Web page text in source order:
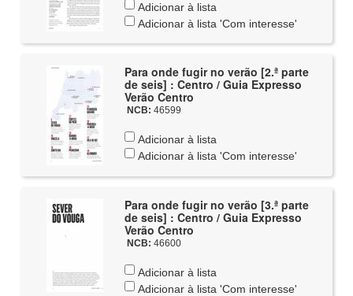
Adicionar à lista
Adicionar à lista 'Com interesse'
Para onde fugir no verão [2.ª parte
de seis] : Centro / Guia Expresso
Verão Centro
NCB: 46599
Adicionar à lista
Adicionar à lista 'Com interesse'
Para onde fugir no verão [3.ª parte
de seis] : Centro / Guia Expresso
Verão Centro
NCB: 46600
Adicionar à lista
Adicionar à lista 'Com interesse'